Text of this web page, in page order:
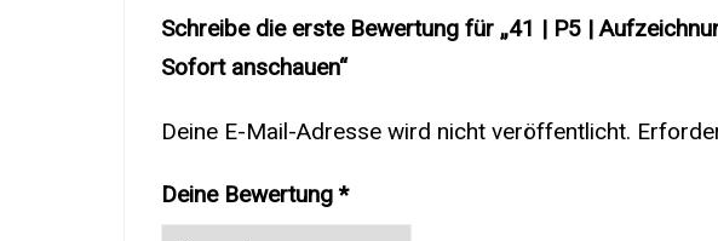
Schreibe die erste Bewertung für „41 | P5 |
Sofort anschauen“
Deine E-Mail-Adresse wird nicht veröffentlicht.
Deine Bewertung*